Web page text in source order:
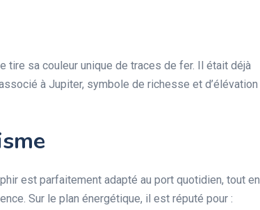
tire sa couleur unique de traces de fer. Il était déjà
à Jupiter, symbole de richesse et d’élévation
est parfaitement adapté au port quotidien, tout en
Sur le plan énergétique, il est réputé pour :